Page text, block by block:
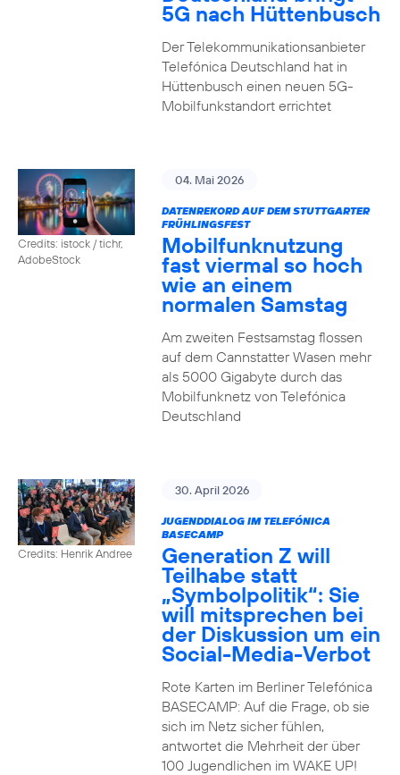
5G nach Hüttenbusch
Der Telekommunikationsanbieter
Telefónica Deutschland hat in
Hüttenbusch einen neuen 5G-
Mobilfunkstandort errichtet
Credits: istock / tichr,
AdobeStock
04. Mai 2026
DATENREKORD AUF DEM STUTTGARTER
FRÜHLINGSFEST
Mobilfunknutzung
fast viermal so hoch
wie an einem
normalen Samstag
Am zweiten Festsamstag flossen
auf dem Cannstatter Wasen mehr
als 5000 Gigabyte durch das
Mobilfunknetz von Telefónica
Deutschland
Credits: Henrik Andree
30. April 2026
JUGENDDIALOG IM TELEFÓNICA
BASECAMP
Generation Z will
Teilhabe statt
„Symbolpolitik“: Sie
will mitsprechen bei
der Diskussion um ein
Social-Media-Verbot
Rote Karten im Berliner Telefónica
BASECAMP: Auf die Frage, ob sie
sich im Netz sicher fühlen,
antwortet die Mehrheit der über
100 Jugendlichen im WAKE UP!